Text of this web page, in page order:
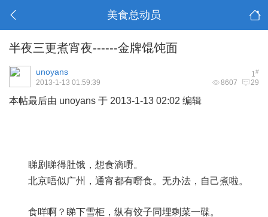
美食总动员
半夜三更煮宵夜------金牌馄饨面
1#
unoyans
8607 29
2013-1-13 01:59:39
本帖最后由 unoyans 于 2013-1-13 02:02 编辑
睇剧睇得肚饿，想食滴嘢。
北京唔似广州，通宵都有嘢食。无办法，自己煮啦。
食咩啊？睇下雪柜，纵有饺子同埋剩菜一碟。